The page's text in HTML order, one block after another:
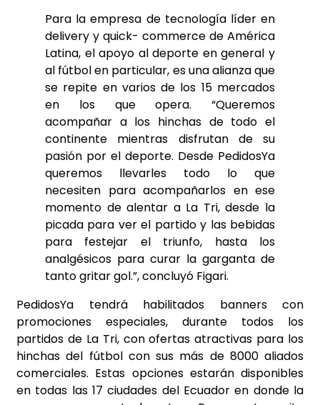
Para la empresa de tecnología líder en
delivery y quick- commerce de América
Latina, el apoyo al deporte en general y
al fútbol en particular, es una alianza que
se repite en varios de los 15 mercados
en los que opera. “Queremos
acompañar a los hinchas de todo el
continente mientras disfrutan de su
pasión por el deporte. Desde PedidosYa
queremos llevarles todo lo que
necesiten para acompañarlos en ese
momento de alentar a La Tri, desde la
picada para ver el partido y las bebidas
para festejar el triunfo, hasta los
analgésicos para curar la garganta de
tanto gritar gol.”, concluyó Figari.
PedidosYa tendrá habilitados banners con
promociones especiales, durante todos los
partidos de La Tri, con ofertas atractivas para los
hinchas del fútbol con sus más de 8000 aliados
comerciales. Estas opciones estarán disponibles
en todas las 17 ciudades del Ecuador en donde la